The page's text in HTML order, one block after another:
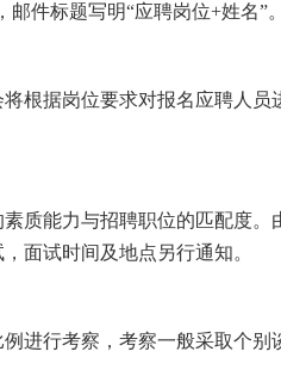
，邮件标题写明“应聘岗位+姓名”。
根据岗位要求对报名应聘人
质能力与招聘职位的匹配度。
面试时间及地点另行通知。
例进行考察，考察一般采取个别